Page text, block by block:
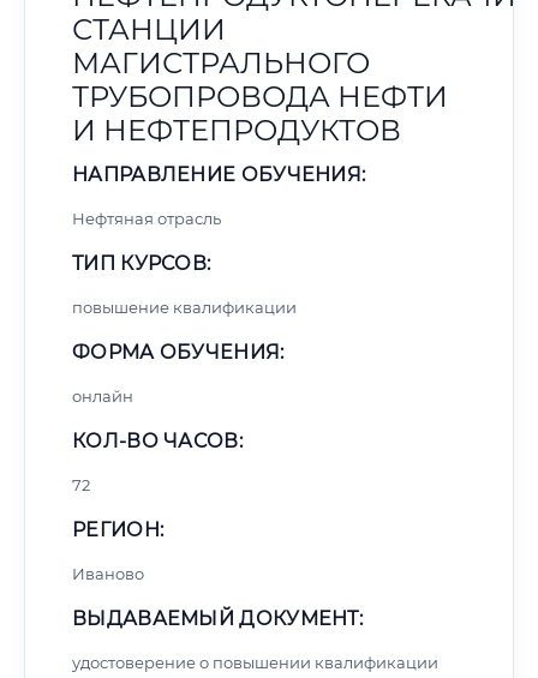
СТАНЦИИ
МАГИСТРАЛЬНОГО
ТРУБОПРОВОДА НЕФТИ
И НЕФТЕПРОДУКТОВ
НАПРАВЛЕНИЕ ОБУЧЕНИЯ:
Нефтяная отрасль
ТИП КУРСОВ:
повышение квалификации
ФОРМА ОБУЧЕНИЯ:
онлайн
КОЛ-ВО ЧАСОВ:
72
РЕГИОН:
Иваново
ВЫДАВАЕМЫЙ ДОКУМЕНТ:
удостоверение о повышении квалификации